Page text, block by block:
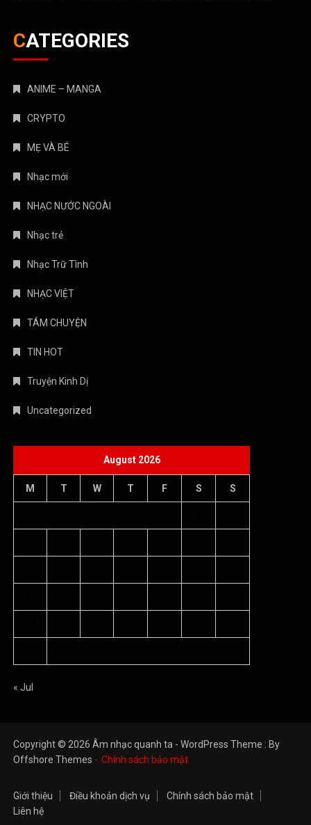
CATEGORIES
ANIME – MANGA
CRYPTO
MẸ VÀ BÉ
Nhạc mới
NHẠC NƯỚC NGOÀI
Nhạc trẻ
Nhạc Trữ Tình
NHẠC VIỆT
TÁM CHUYỆN
TIN HOT
Truyện Kinh Dị
Uncategorized
August 2026
M T W T F S S
« Jul
Copyright © 2026 Âm nhạc quanh ta - WordPress Theme : By
Offshore Themes
Chính sách bảo mật
Giới thiệu Điều khoản dịch vụ
Chính sách bảo mật
Liên hệ